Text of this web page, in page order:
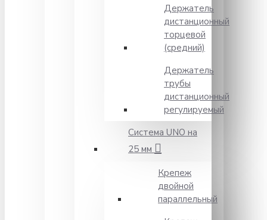
Держатель
дистанционный
торцевой
(средний)
Держатель
трубы
дистанционный
регулируемый
Система UNO на
25 мм
Крепеж
двойной
параллельный